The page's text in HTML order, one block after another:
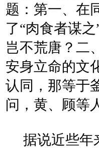
题：第一、在
了“肉食者谋
岂不荒唐？二
安身立命的文
认同，那等于
问，黄、顾等
据说近些年